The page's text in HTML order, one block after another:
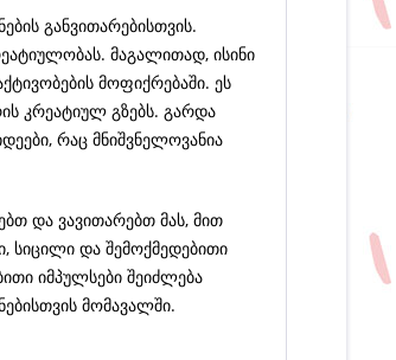
განვითარებისთვის.
მაგალითად, ისინი
მოფიქრებაში. ეს
კრეატიულ გზებს. გარდა
რაც მნიშვნელოვანია
და ვავითარებთ მას, მით
სიცილი და შემოქმედებითი
იმპულსები შეიძლება
მომავალში.